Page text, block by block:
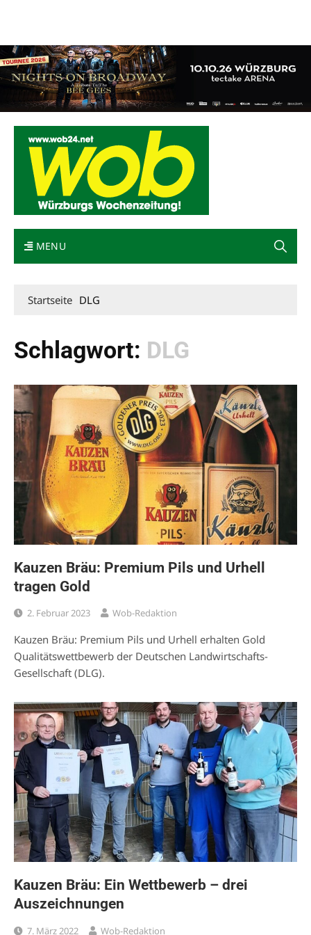
MENU
Startseite DLG
Schlagwort: DLG
Kauzen Bräu: Premium Pils und Urhell
tragen Gold
2. Februar 2023 Wob-Redaktion
Kauzen Bräu: Premium Pils und Urhell erhalten Gold
Qualitätswettbewerb der Deutschen Landwirtschafts-
Gesellschaft (DLG).
Kauzen Bräu: Ein Wettbewerb – drei
Auszeichnungen
7. März 2022 Wob-Redaktion